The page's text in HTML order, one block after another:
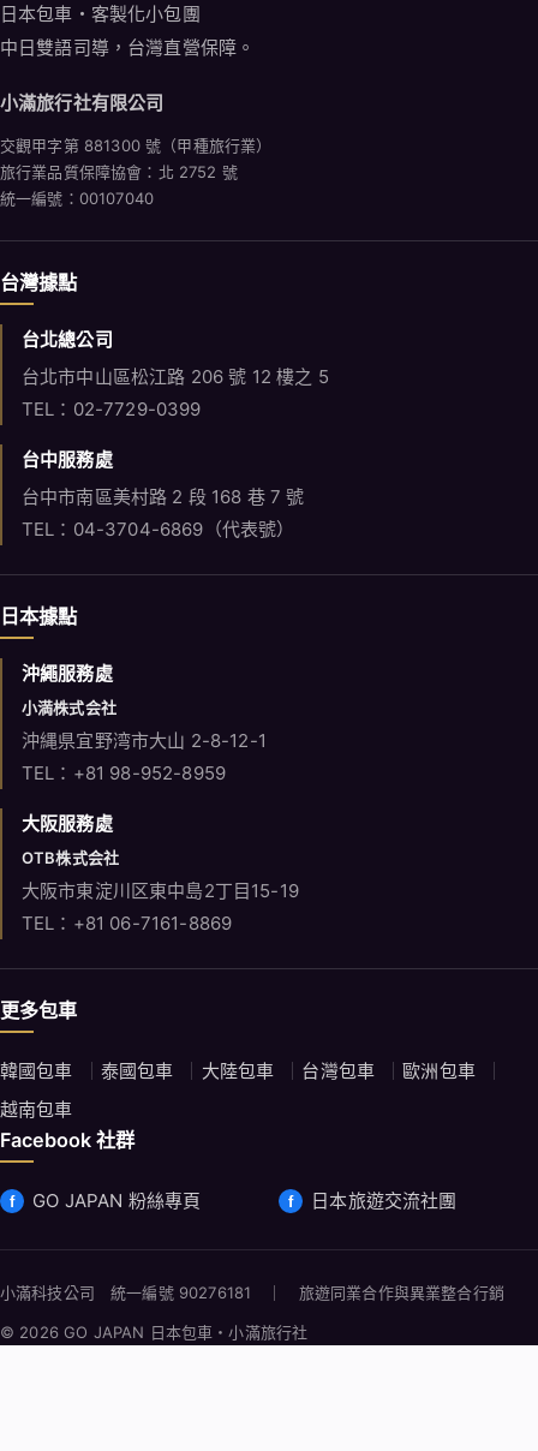
日本包車・客製化小包團
中日雙語司導，台灣直營保障。
小滿旅行社有限公司
交觀甲字第 881300 號（甲種旅行業）
旅行業品質保障協會：北 2752 號
統一編號：00107040
台灣據點
台北總公司
台北市中山區松江路 206 號 12 樓之 5
TEL：02-7729-0399
台中服務處
台中市南區美村路 2 段 168 巷 7 號
TEL：04-3704-6869（代表號）
日本據點
沖繩服務處
小満株式会社
沖縄県宜野湾市大山 2-8-12-1
TEL：+81 98-952-8959
大阪服務處
OTB株式会社
大阪市東淀川区東中島2丁目15-19
TEL：+81 06-7161-8869
更多包車
韓國包車 泰國包車 大陸包車 台灣包車
歐洲包車
越南包車
Facebook 社群
GO JAPAN 粉絲專頁 日本旅遊交流社團
小滿科技公司 統一編號 90276181 ｜ 旅遊同業合作與異業整合行銷
© 2026 GO JAPAN 日本包車・小滿旅行社